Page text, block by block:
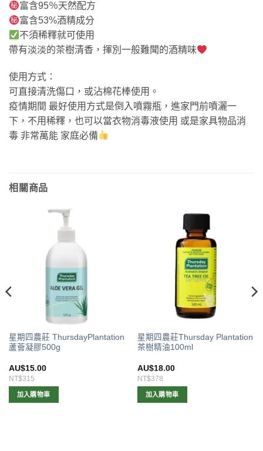
富含95％天然配方
富含53%酒精成分
不須稀釋就可使用
帶有淡淡的茶樹清香，揮別一般難聞的酒精味
使用方式：
可直接清洗傷口，或沾棉花棒使用。
疫情期間 最好使用方式是倒入噴霧瓶，進家門前噴灑一
下，不用稀釋，也可以當衣物消毒液使用 或是家具物品消
毒 非常萬能 家庭必備
相關商品
星期四農莊 ThursdayPlantation
蘆薈凝膠500g
AU$15.00
NT$315
加入購物車
星期四農莊Thursday Plantation
茶樹精油100ml
AU$18.00
NT$378
加入購物車